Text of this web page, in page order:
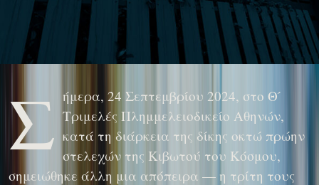
Σ ήμερα, 24 Σεπτεμβρίου 2024, στο Θ ́
Τριμελές Πλημμελειοδικείο Αθηνών,
κατά τη διάρκεια της δίκης οκτώ πρώην
στελεχών της Κιβωτού του Κόσμου,
σημειώθηκε άλλη μια απόπειρα — η τρίτη τους